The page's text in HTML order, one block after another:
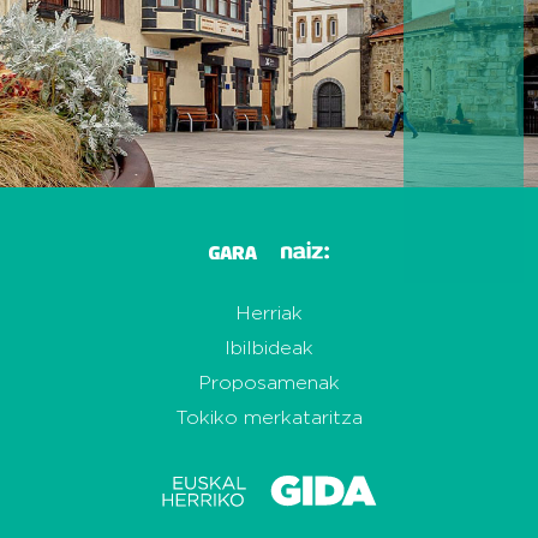
Herriak
Ibilbideak
Proposamenak
Tokiko merkataritza